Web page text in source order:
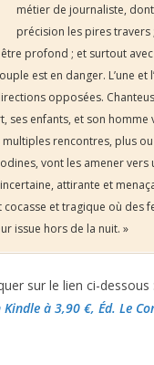
métier de journaliste,
précision les pires travers
profond ; et surtout avec
est en danger. L’une et
opposées.
ses enfants, et son homme
rencontres, plus
vont les amener vers
attirante et
et tragique où des
issue hors de la nuit. »
sur le lien ci-dessous :
Kindle à 3,90 €, Éd. Le